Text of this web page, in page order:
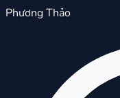
Phương Thảo